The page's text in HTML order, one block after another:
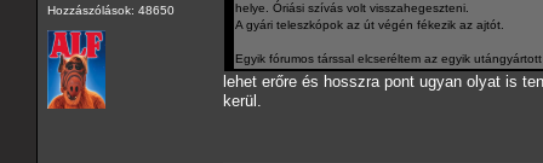
Hozzászólások: 48650
helye. Óriási szívás volt visszahegeszteni.
A gyári teleszkópok az út végén fékezik az ajtót.
Egyik fórumos társsal elcseréltem az egyik
lehet erőre és hosszra pont ugyan olyat is
kerül.